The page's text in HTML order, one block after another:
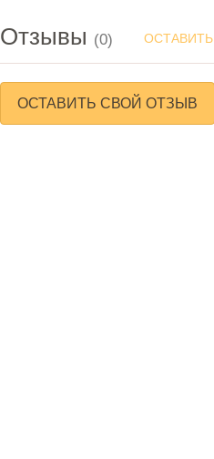
Отзывы (0)
ОСТАВИТЬ СВОЙ ОТЗЫВ